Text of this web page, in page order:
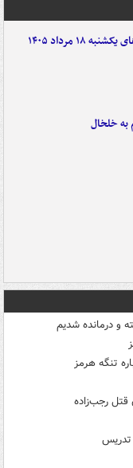
مرداد ۱۴۰۵
به خلخال
تنگه هرمز
قتل رجب‌زاده
تدریس